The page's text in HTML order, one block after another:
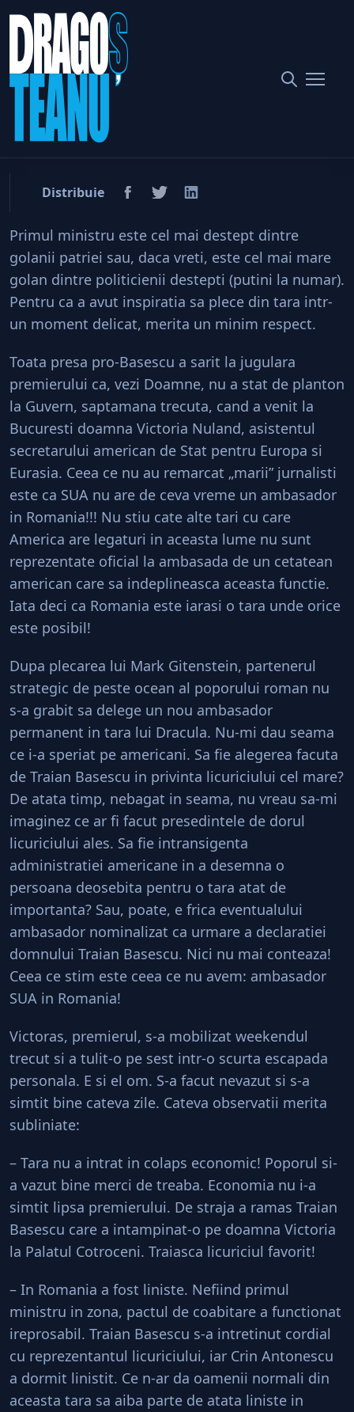
Home
Politic
Mare golan esti, Victor Ponta! Cinste tie!
Mare golan esti, Victor
Ponta! Cinste tie!
Distribuie
Primul ministru este cel mai destept dintre
golanii patriei sau, daca vreti, este cel mai mare
golan dintre politicienii destepti (putini la numar).
Pentru ca a avut inspiratia sa plece din tara intr-
un moment delicat, merita un minim respect.
Toata presa pro-Basescu a sarit la jugulara
premierului ca, vezi Doamne, nu a stat de planton
la Guvern, saptamana trecuta, cand a venit la
Bucuresti doamna Victoria Nuland, asistentul
secretarului american de Stat pentru Europa si
Eurasia. Ceea ce nu au remarcat „marii” jurnalisti
este ca SUA nu are de ceva vreme un ambasador
in Romania!!! Nu stiu cate alte tari cu care
America are legaturi in aceasta lume nu sunt
reprezentate oficial la ambasada de un cetatean
american care sa indeplineasca aceasta functie.
Iata deci ca Romania este iarasi o tara unde orice
este posibil!
Dupa plecarea lui Mark Gitenstein, partenerul
strategic de peste ocean al poporului roman nu
s-a grabit sa delege un nou ambasador
permanent in tara lui Dracula. Nu-mi dau seama
ce i-a speriat pe americani. Sa fie alegerea facuta
de Traian Basescu in privinta licuriciului cel mare?
De atata timp, nebagat in seama, nu vreau sa-mi
imaginez ce ar fi facut presedintele de dorul
licuriciului ales. Sa fie intransigenta
administratiei americane in a desemna o
persoana deosebita pentru o tara atat de
importanta? Sau, poate, e frica eventualului
ambasador nominalizat ca urmare a declaratiei
domnului Traian Basescu. Nici nu mai conteaza!
Ceea ce stim este ceea ce nu avem: ambasador
SUA in Romania!
Victoras, premierul, s-a mobilizat weekendul
trecut si a tulit-o pe sest intr-o scurta escapada
personala. E si el om. S-a facut nevazut si s-a
simtit bine cateva zile. Cateva observatii merita
subliniate:
– Tara nu a intrat in colaps economic! Poporul si-
a vazut bine merci de treaba. Economia nu i-a
simtit lipsa premierului. De straja a ramas Traian
Basescu care a intampinat-o pe doamna Victoria
la Palatul Cotroceni. Traiasca licuriciul favorit!
– In Romania a fost liniste. Nefiind primul
ministru in zona, pactul de coabitare a functionat
ireprosabil. Traian Basescu s-a intretinut cordial
cu reprezentantul licuriciului, iar Crin Antonescu
a dormit linistit. Ce n-ar da oamenii normali din
aceasta tara sa aiba parte de atata liniste in